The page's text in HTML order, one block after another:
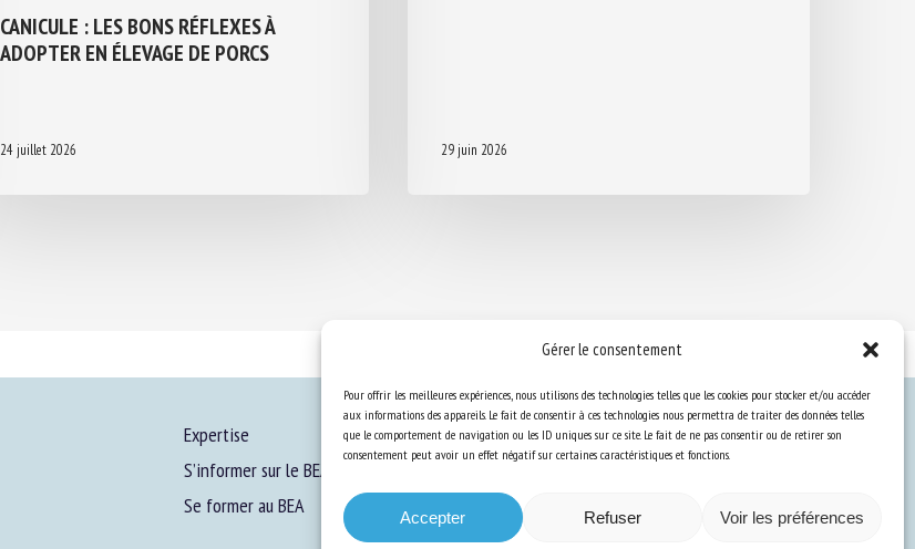
Gérer le consentement
Pour offrir les meilleures expériences, nous utilisons des technologies telles que les cookies pour stocker et/ou accéder
aux informations des appareils. Le fait de consentir à ces technologies nous permettra de traiter des données telles
que le comportement de navigation ou les ID uniques sur ce site. Le fait de ne pas consentir ou de retirer son
consentement peut avoir un effet négatif sur certaines caractéristiques et fonctions.
Accepter Refuser Voir les préférences
CANICULE : LES BONS RÉFLEXES À
ADOPTER EN ÉLEVAGE DE PORCS
24 juillet 2026 29 juin 2026
Expertise
S’informer sur le BEA
Se former au BEA
Ressources